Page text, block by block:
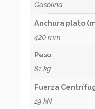
Gasolina
Anchura plato
420 mm
Peso
81 kg
Fuerza
19 kN